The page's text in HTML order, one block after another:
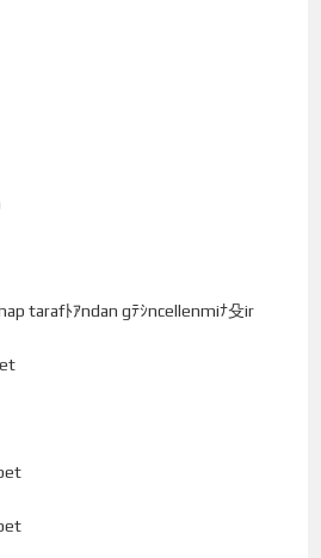
tarafﾄｱndan gﾃｼncellenmiﾅ殳ir